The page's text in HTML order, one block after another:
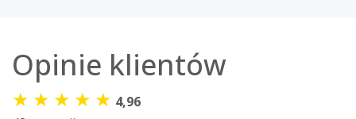
Opinie klientów
★ ★ ★ ★ ★ 4,96